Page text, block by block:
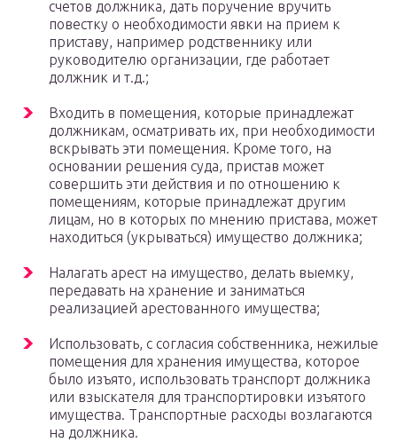
счетов должника, дать поручение вручить
повестку о необходимости явки на прием к
приставу, например родственнику или
руководителю организации, где работает
должник и т.д.;
Входить в помещения, которые принадлежат
должникам, осматривать их, при необходимости
вскрывать эти помещения. Кроме того, на
основании решения суда, пристав может
совершить эти действия и по отношению к
помещениям, которые принадлежат другим
лицам, но в которых по мнению пристава, может
находиться (укрываться) имущество должника;
Налагать арест на имущество, делать выемку,
передавать на хранение и заниматься
реализацией арестованного имущества;
Использовать, с согласия собственника, нежилые
помещения для хранения имущества, которое
было изъято, использовать транспорт должника
или взыскателя для транспортировки изъятого
имущества. Транспортные расходы возлагаются
на должника.